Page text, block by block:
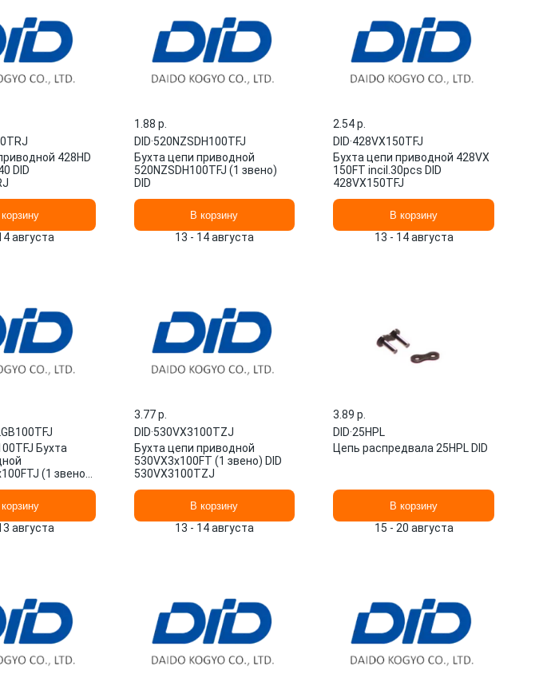
428HD
DID
августа
1.88 p.
DID·520NZSDH100TFJ
Бухта цепи приводной
520NZSDH100TFJ (1 звено)
DID
В корзину
13 - 14 августа
2.54 p.
DID·428VX150TFJ
Бухта цепи приводной 428VX
150FT incil.30pcs DID
428VX150TFJ
В корзину
13 - 14 августа
Бухта
(1 звено)
августа
3.77 p.
DID·530VX3100TZJ
Бухта цепи приводной
530VX3x100FT (1 звено) DID
530VX3100TZJ
В корзину
13 - 14 августа
3.89 p.
DID·25HPL
Цепь распредвала 25HPL DID
В корзину
15 - 20 августа